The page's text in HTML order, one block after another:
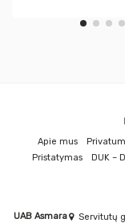
Apie mus
Pristatymas
DUK –
UAB Asmara
Servitutų